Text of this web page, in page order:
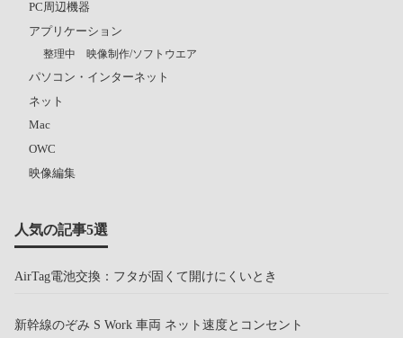
PC周辺機器
アプリケーション
整理中 映像制作/ソフトウエア
パソコン・インターネット
ネット
Mac
OWC
映像編集
人気の記事5選
AirTag電池交換：フタが固くて開けにくいとき
新幹線のぞみ S Work 車両 ネット速度とコンセント